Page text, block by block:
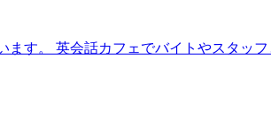
す。 英会話カフェでバイトやスタッ